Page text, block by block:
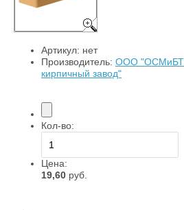
Артикул: нет
Производитель: ООО "ОСМиБТ",
кирпичный завод"
Кол-во:
Цена:
19,60 руб.